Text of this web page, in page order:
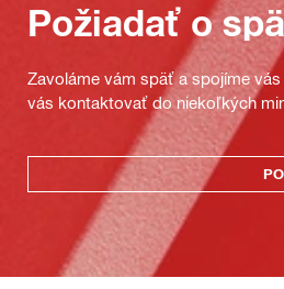
Požiadať o
Zavoláme vám späť a spojíme
vás kontaktovať do niekoľkých